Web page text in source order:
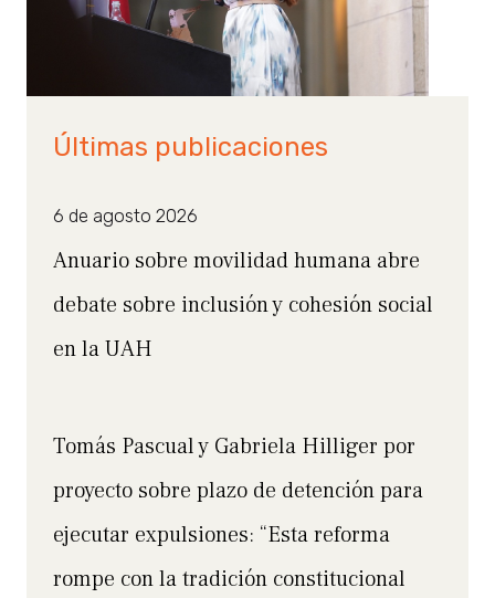
Últimas publicaciones
6 de agosto 2026
Anuario sobre movilidad humana abre
debate sobre inclusión y cohesión social
en la UAH
Tomás Pascual y Gabriela Hilliger por
proyecto sobre plazo de detención para
ejecutar expulsiones: “Esta reforma
rompe con la tradición constitucional